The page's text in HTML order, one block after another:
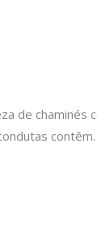
de chaminés
contêm.